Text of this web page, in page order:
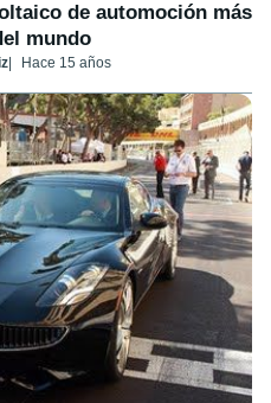
de automoción más
mundo
Hace 15 años